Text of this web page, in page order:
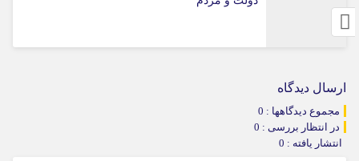
ارسال دیدگاه
مجموع دیدگاهها : 0
در انتظار بررسی : 0
انتشار یافته : 0